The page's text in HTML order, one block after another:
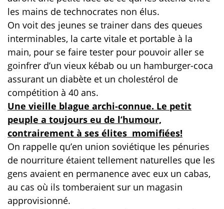
les mains de technocrates non élus.
On voit des jeunes se trainer dans des queues
interminables, la carte vitale et portable à la
main, pour se faire tester pour pouvoir aller se
goinfrer d’un vieux kébab ou un hamburger-coca
assurant un diabète et un cholestérol de
compétition à 40 ans.
Une vieille blague archi-connue. Le petit
peuple a toujours eu de l’humour,
contrairement à ses élites momifiées!
On rappelle qu’en union soviétique les pénuries
de nourriture étaient tellement naturelles que les
gens avaient en permanence avec eux un cabas,
au cas où ils tomberaient sur un magasin
approvisionné.